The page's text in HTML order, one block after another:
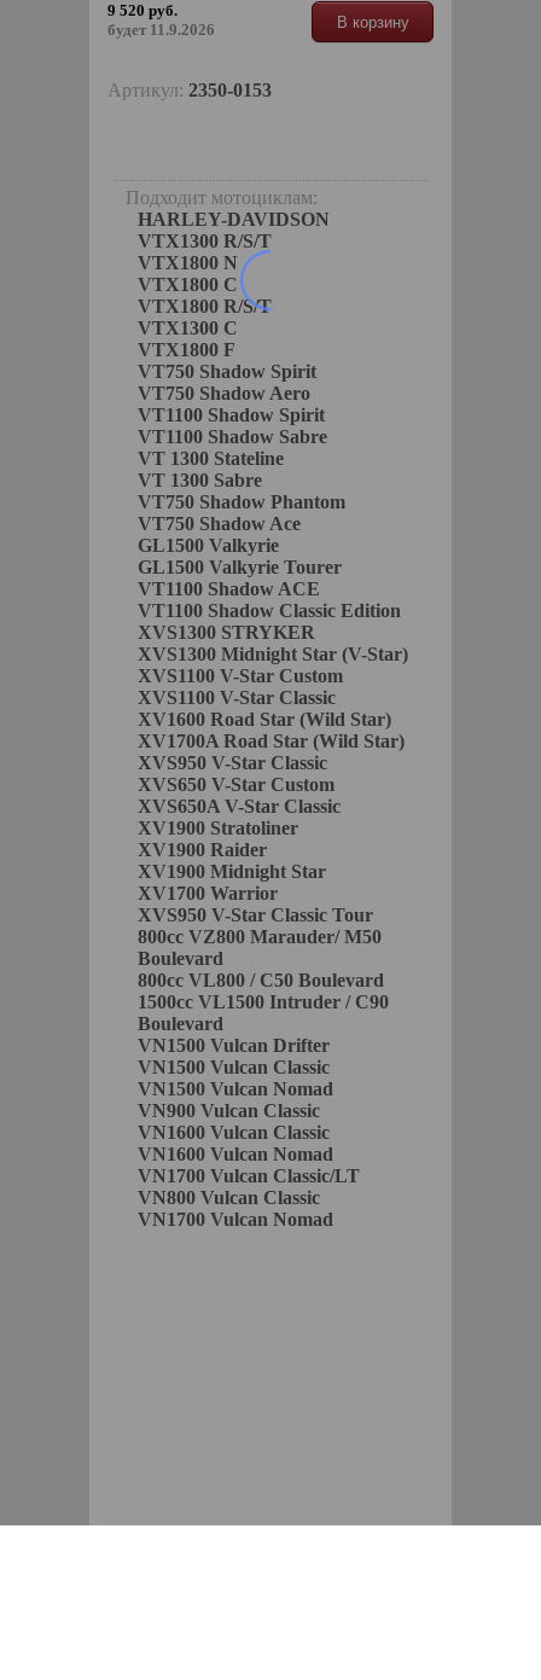
9 520 руб.
будет 11.9.2026
В корзину
Артикул: 2350-0153
Подходит мотоциклам:
HARLEY-DAVIDSON
VTX1300 R/S/T
VTX1800 N
VTX1800 C
VTX1800 R/S/T
VTX1300 C
VTX1800 F
VT750 Shadow Spirit
VT750 Shadow Aero
VT1100 Shadow Spirit
VT1100 Shadow Sabre
VT 1300 Stateline
VT 1300 Sabre
VT750 Shadow Phantom
VT750 Shadow Ace
GL1500 Valkyrie
GL1500 Valkyrie Tourer
VT1100 Shadow ACE
VT1100 Shadow Classic Edition
XVS1300 STRYKER
XVS1300 Midnight Star (V-Star)
XVS1100 V-Star Custom
XVS1100 V-Star Classic
XV1600 Road Star (Wild Star)
XV1700A Road Star (Wild Star)
XVS950 V-Star Classic
XVS650 V-Star Custom
XVS650A V-Star Classic
XV1900 Stratoliner
XV1900 Raider
XV1900 Midnight Star
XV1700 Warrior
XVS950 V-Star Classic Tour
800cc VZ800 Marauder/ M50
Boulevard
800cc VL800 / C50 Boulevard
1500cc VL1500 Intruder / C90
Boulevard
VN1500 Vulcan Drifter
VN1500 Vulcan Classic
VN1500 Vulcan Nomad
VN900 Vulcan Classic
VN1600 Vulcan Classic
VN1600 Vulcan Nomad
VN1700 Vulcan Classic/LT
VN800 Vulcan Classic
VN1700 Vulcan Nomad